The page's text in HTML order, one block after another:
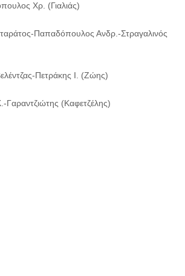
Χρ. (Γιαλιάς)
Παπαδόπουλος Ανδρ.-Στραγαλινός
Πετράκης Ι. (Ζώης)
(Καφετζέλης)